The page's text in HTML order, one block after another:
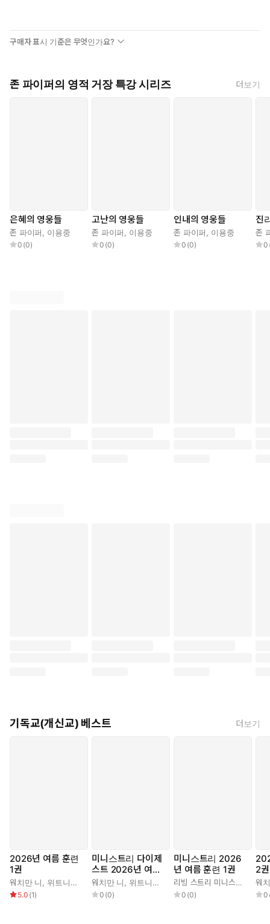
구매자 표시 기준은 무엇인가요?
존 파이퍼의 영적 거장 특강 시리즈 더보기
은혜의 영웅들
존 파이퍼 이용중
0 (0)
고난의 영웅들
존 파이퍼 이용중
0 (0)
인내의 영웅들
존 파이퍼 이용중
0 (0)
진
존
0
기독교(개신교) 베스트 더보기
2026년 여름 훈련
1권
워치만 니 위트니스 리
5.0 (1)
미니스트리 다이제
스트 2026년 여름
훈련 1권
워치만 니 위트니스 리
0 (0)
미니스트리 2026
년 여름 훈련 1권
리빙 스트리 미니스트리 편집부
0 (0)
2권
워
0